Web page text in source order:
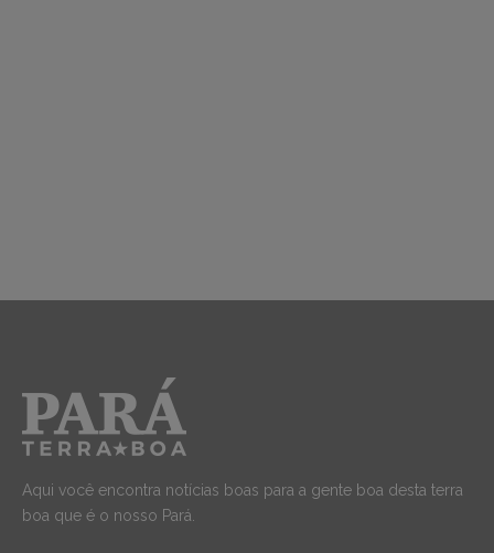
Aqui você encontra notícias boas para a gente boa desta terra
boa que é o nosso Pará.